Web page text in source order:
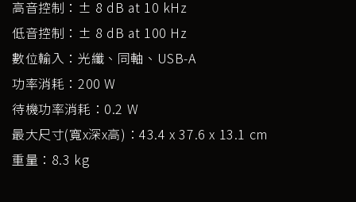
高音控制：± 8 dB at 10 kHz
低音控制：± 8 dB at 100 Hz
數位輸入：光纖、同軸、USB-A
功率消耗：200 W
待機功率消耗：0.2 W
最大尺寸(寬x深x高)：43.4 x 37.6 x 13.1 cm
重量：8.3 kg